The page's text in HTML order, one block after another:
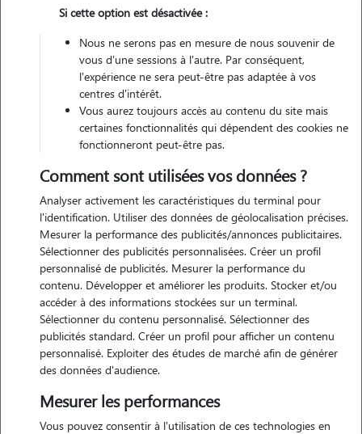
Saône-et-Loire
Saint-Martin-en-Bresse
Nos promeneurs et familles d'accueil
à Saint-Martin-en-Bresse (71620)
Si cette option est désactivée :
Nous ne serons pas en mesure de nous souvenir de
vous d'une sessions à l'autre. Par conséquent,
l'expérience ne sera peut-être pas adaptée à vos
centres d'intérêt.
Vous aurez toujours accès au contenu du site mais
certaines fonctionnalités qui dépendent des cookies ne
fonctionneront peut-être pas.
Comment sont utilisées vos données ?
Analyser activement les caractéristiques du terminal pour
l'identification. Utiliser des données de géolocalisation précises.
Mesurer la performance des publicités/annonces publicitaires.
Sélectionner des publicités personnalisées. Créer un profil
personnalisé de publicités. Mesurer la performance du
contenu. Développer et améliorer les produits. Stocker et/ou
accéder à des informations stockées sur un terminal.
Sélectionner du contenu personnalisé. Sélectionner des
publicités standard. Créer un profil pour afficher un contenu
personnalisé. Exploiter des études de marché afin de générer
des données d'audience.
Mesurer les performances
Vous pouvez consentir à l'utilisation de ces technologies en